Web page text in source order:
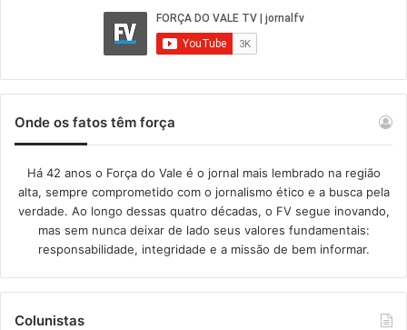
Onde os fatos têm força
Há 42 anos o Força do Vale é o jornal mais lembrado na região
alta, sempre comprometido com o jornalismo ético e a busca pela
verdade. Ao longo dessas quatro décadas, o FV segue inovando,
mas sem nunca deixar de lado seus valores fundamentais:
responsabilidade, integridade e a missão de bem informar.​
Colunistas